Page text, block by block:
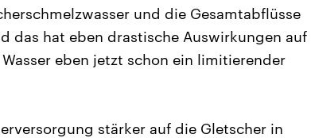
und die Gesamtabflüsse
das hat eben drastische Auswirkungen auf
eben jetzt schon ein limitierender
stärker auf die Gletscher in